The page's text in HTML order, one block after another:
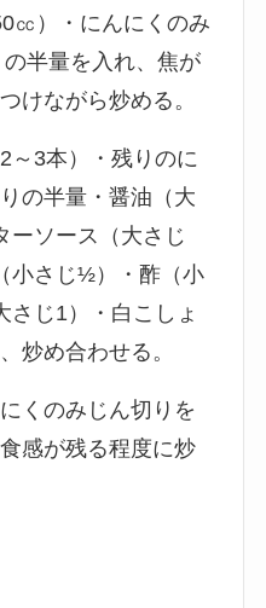
㏄）・にんにくのみ
半量を入れ、焦が
けながら炒める。
～3本）・残りのに
の半量・醤油（大
ーソース（大さじ
小さじ½）・酢（小
さじ1）・白こしょ
炒め合わせる。
くのみじん切りを
感が残る程度に炒